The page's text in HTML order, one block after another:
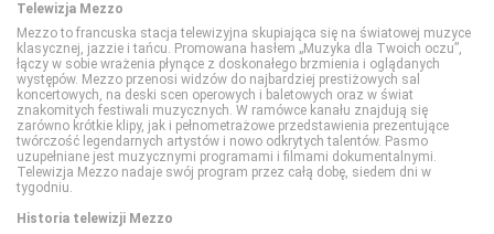
TVP Kultura 2
TVP Polonia
TVS
WP
CANAL+ Film
CANAL+ Premium
CANAL+ Seriale
Cinemax
Eurosport 1
Eurosport 2
Extreme Sports Channel
Polsat Sport 1
DTX (d. Discovery Turbo Xtra)
Fokus TV
HISTORY
HISTORY 2
Food Network
HGTV
Lifetime
Polsat Cafe
Disney Channel
Disney Junior
Disney XD
MiniMini+
Telewizja Mezzo
Mezzo to francuska stacja telewizyjna skupiająca się na światowej muzyce
klasycznej, jazzie i tańcu. Promowana hasłem „Muzyka dla Twoich oczu”,
łączy w sobie wrażenia płynące z doskonałego brzmienia i oglądanych
występów. Mezzo przenosi widzów do najbardziej prestiżowych sal
koncertowych, na deski scen operowych i baletowych oraz w świat
znakomitych festiwali muzycznych. W ramówce kanału znajdują się
zarówno krótkie klipy, jak i pełnometrażowe przedstawienia prezentujące
twórczość legendarnych artystów i nowo odkrytych talentów. Pasmo
uzupełniane jest muzycznymi programami i filmami dokumentalnymi.
Telewizja Mezzo nadaje swój program przez całą dobę, siedem dni w
tygodniu.
Historia telewizji Mezzo